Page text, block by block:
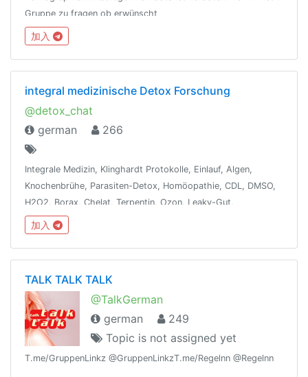
Gruppe zu fragen ob erwünscht
加入
integral medizinische Detox Forschung
@detox_chat
german
266
Integrale Medizin, Klinghardt Protokolle, Einlauf, Algen,
Knochenbrühe, Parasiten-Detox, Homöopathie, CDL, DMSO,
H2O2, Borax, Chelat, Terpentin, Ozon, Leaky-Gut,
Dunkelfeld-Blutanalyse, Ölziehen, Vit/Min, WLAN-Detox,
Besetzungen entfernen, Fasten, Energie
加入
TALK TALK TALK
@TalkGerman
german
249
Topic is not assigned yet
T.me/GruppenLinkz @GruppenLinkzT.me/Regelnn @Regelnn